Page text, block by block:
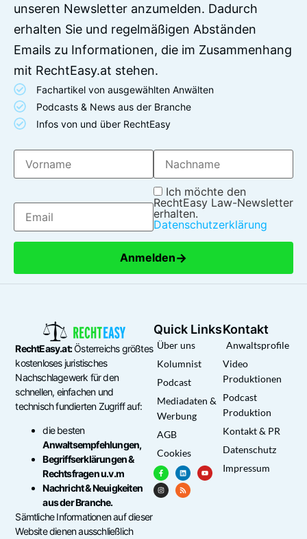
unseren Newsletter anzumelden. Dadurch
erhalten Sie und regelmäßigen Abständen
Emails zu Informationen, die im Zusammenhang
mit RechtEasy.at stehen.
Fachartikel von ausgewählten Anwälten
Podcasts & News aus der Branche
Infos von und über RechtEasy
Ich möchte den
RechtEasy Law-Newsletter
erhalten.
Datenschutzerklärung
Anmelden→
RechtEasy.at:Österreichs größtes
kostenloses juristisches
Nachschlagewerk für den
schnellen, einfachen und
technisch fundierten Zugriff auf:
die besten
Anwaltsempfehlungen,
Begriffserklärungen &
Rechtsfragen u.v.m
Nachricht & Neuigkeiten
aus der Branche.
Sämtliche Informationen auf dieser
Website dienen ausschließlich
Quick Links
Über uns
Kolumnist
Podcast
Mediadaten &
Werbung
AGB
Cookies
Kontakt
Anwaltsprofile
Video
Produktionen
Podcast
Produktion
Kontakt & PR
Datenschutz
Impressum